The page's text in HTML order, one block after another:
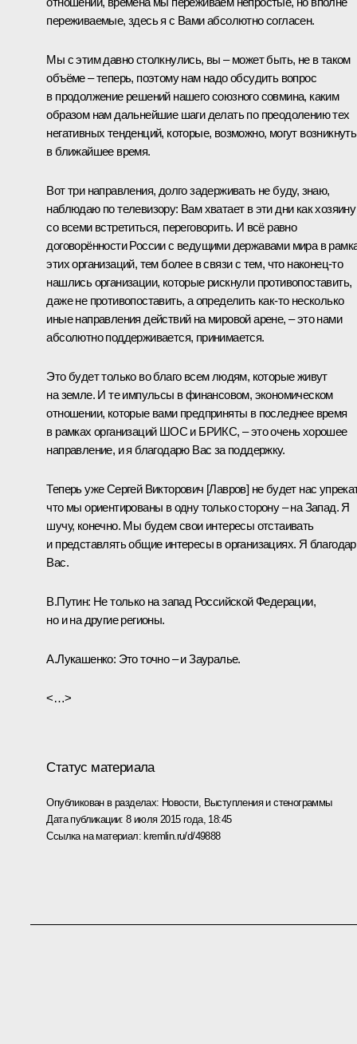
переживаемые, здесь я с Вами абсолютно согласен.
Мы с этим давно столкнулись, вы – может быть, не в таком
объёме – теперь, поэтому нам надо обсудить вопрос
в продолжение решений нашего союзного совмина, каким
образом нам дальнейшие шаги делать по преодолению тех
негативных тенденций, которые, возможно, могут возникнуть
в ближайшее время.
Вот три направления, долго задерживать не буду, знаю,
наблюдаю по телевизору: Вам хватает в эти дни как
со всеми встретиться, переговорить. И всё равно
договорённости России с ведущими державами мира в
этих организаций, тем более в связи с тем, что наконец‑то
нашлись организации, которые рискнули противопоставить,
даже не противопоставить, а определить как‑то несколько
иные направления действий на мировой арене, – это нами
абсолютно поддерживается, принимается.
Это будет только во благо всем людям, которые живут
на земле. И те импульсы в финансовом, экономическом
отношении, которые вами предприняты в последнее время
в рамках организаций ШОС и БРИКС, – это очень хорошее
направление, и я благодарю Вас за поддержку.
Теперь уже Сергей Викторович [Лавров] не будет нас
что мы ориентированы в одну только сторону – на Запад. Я
шучу, конечно. Мы будем свои интересы отстаивать
и представлять общие интересы в организациях. Я
Вас.
В.Путин: Не только на запад Российской Федерации,
но и на другие регионы.
А.Лукашенко: Это точно – и Зауралье.
<…>
Статус материала
Опубликован в разделах: Новости, Выступления и стенограммы
Дата публикации:8 июля 2015 года, 18:45
Ссылка на материал: kremlin.ru/d/49888